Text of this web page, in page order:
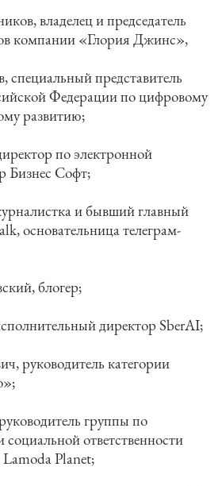
владелец и председатель
компании «Глория Джинс»,
представитель
Федерации по цифровому
развитию;
по электронной
Бизнес Софт;
и бывший главный
основательница телеграм-
блогер;
директор SberAI;
руководитель категории
группы по
ответственности
Planet;